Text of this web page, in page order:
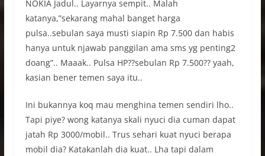
NOKIA Jadul.. Layarnya sempit.. Malah
katanya,”sekarang mahal banget harga
pulsa..sebulan saya musti siapin Rp 7.500 dan habis
hanya untuk njawab panggilan ama sms yg penting2
doang”.. Maaak.. Pulsa HP??sebulan Rp 7.500?? yaah,
kasian bener temen saya itu..
Ini bukannya koq mau menghina temen sendiri lho..
Tapi piye? wong katanya skali nyuci dia cuman dapat
jatah Rp 3000/mobil.. Trus sehari kuat nyuci berapa
mobil dia? Katakanlah dia kuat.. Lha tapi dalam